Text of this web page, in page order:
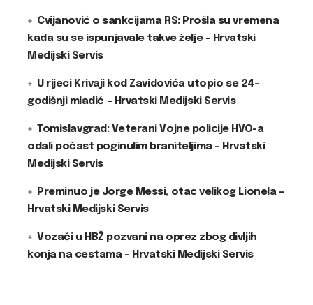
Cvijanović o sankcijama RS: Prošla su vremena
kada su se ispunjavale takve želje – Hrvatski
Medijski Servis
U rijeci Krivaji kod Zavidovića utopio se 24-
godišnji mladić – Hrvatski Medijski Servis
Tomislavgrad: Veterani Vojne policije HVO-a
odali počast poginulim braniteljima – Hrvatski
Medijski Servis
Preminuo je Jorge Messi, otac velikog Lionela –
Hrvatski Medijski Servis
Vozači u HBŽ pozvani na oprez zbog divljih
konja na cestama – Hrvatski Medijski Servis